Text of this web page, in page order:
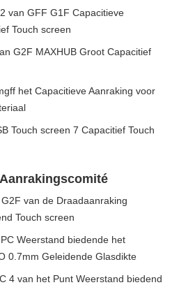
van GFF G1F Capacitieve
Touch screen
G2F MAXHUB Groot Capacitief
het Capacitieve Aanraking voor
Touch screen 7 Capacitief Touch
van de Draadaanraking
Touch screen
Weerstand biedende het
0.7mm Geleidende Glasdikte
4 van het Punt Weerstand biedend